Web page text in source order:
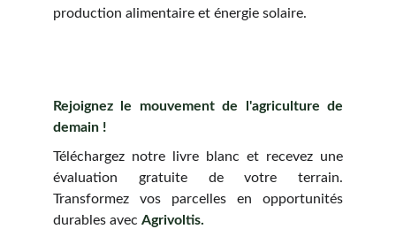
production alimentaire et énergie solaire.
Rejoignez le mouvement de l'agriculture de
demain !
Téléchargez notre livre blanc et recevez une
évaluation gratuite de votre terrain.
Transformez vos parcelles en opportunités
durables avec Agrivoltis.